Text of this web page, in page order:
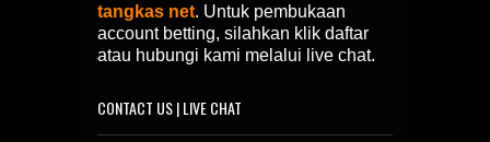
tangkas net. Untuk pembukaan
account betting, silahkan klik daftar
atau hubungi kami melalui live chat.
CONTACT US | LIVE CHAT